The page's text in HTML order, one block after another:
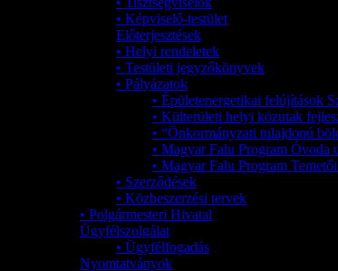
• Képviselő-testület
Előterjesztések
• Helyi rendeletek
• Testületi jegyzőkönyvek
• Pályázatok
• Épületenergetikai felújítások
• Külterületi helyi közutak
• “Önkormányzati tulajdonú
• Magyar Falu Program Óvoda
• Magyar Falu Program
• Szerződések
• Közbeszerzési tervek
• Polgármesteri Hivatal
Ügyfélszolgálat
• Ügyfélfogadás
Nyomtatványok